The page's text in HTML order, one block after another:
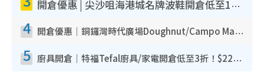
開倉優惠 | 尖沙咀海港城名牌波鞋開倉低至1折！On鞋$899起／Joy&Peace鞋履$98起
4 開倉優惠｜銅鑼灣時代廣場Doughnut/Campo Marzio開倉低至1折！背囊、書包、手袋劈價$200起
5 廚具開倉｜特福Tefal廚具/家電開倉低至3折！$220起買平底鍋/炒鑊/湯煲！電飯煲/吸塵機/燙斗$418起